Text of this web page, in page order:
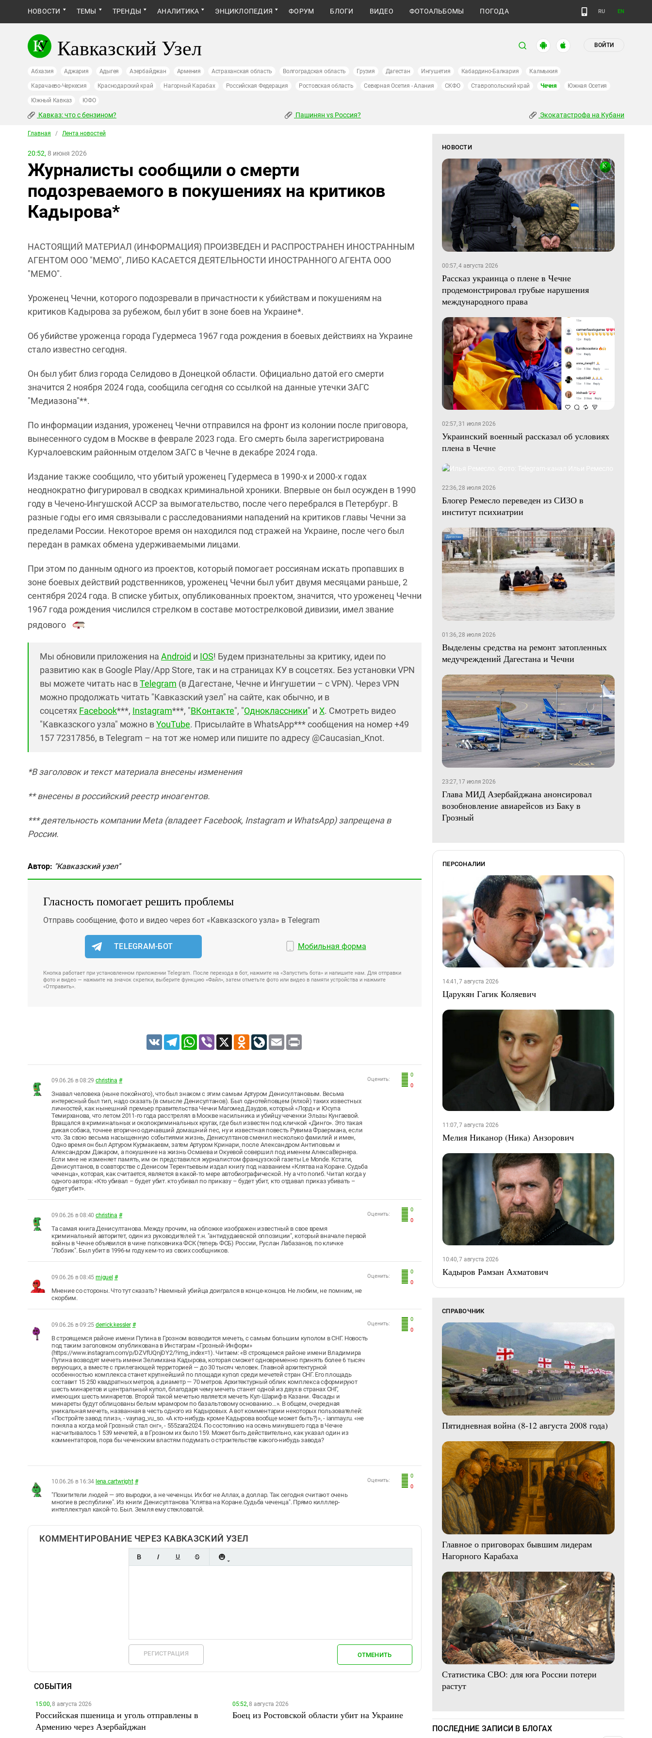
НОВОСТИ ТЕМЫ ТРЕНДЫ АНАЛИТИКА ЭНЦИКЛОПЕДИЯ ФОРУМ БЛОГИ ВИДЕО ФОТОАЛЬБОМЫ ПОГОДА RU EN
Кавказский Узел ВОЙТИ
Абхазия Аджария Адыгея Азербайджан Армения Астраханская область Волгоградская область Грузия Дагестан Ингушетия Кабардино-Балкария Калмыкия
Карачаево-Черкесия Краснодарский край Нагорный Карабах Российская Федерация Ростовская область Северная Осетия - Алания СКФО Ставропольский край Чечня Южная Осетия
Южный Кавказ ЮФО
Кавказ: что с бензином? Пашинян vs Россия? Экокатастрофа на Кубани
Главная / Лента новостей
20:52, 8 июня 2026
Журналисты сообщили о смерти
подозреваемого в покушениях на критиков
Кадырова*
НАСТОЯЩИЙ МАТЕРИАЛ (ИНФОРМАЦИЯ) ПРОИЗВЕДЕН И РАСПРОСТРАНЕН ИНОСТРАННЫМ
АГЕНТОМ ООО "МЕМО", ЛИБО КАСАЕТСЯ ДЕЯТЕЛЬНОСТИ ИНОСТРАННОГО АГЕНТА ООО
"МЕМО".
Уроженец Чечни, которого подозревали в причастности к убийствам и покушениям на
критиков Кадырова за рубежом, был убит в зоне боев на Украине*.
Об убийстве уроженца города Гудермеса 1967 года рождения в боевых действиях на Украине
стало известно сегодня.
Он был убит близ города Селидово в Донецкой области. Официально датой его смерти
значится 2 ноября 2024 года, сообщила сегодня со ссылкой на данные утечки ЗАГС
"Медиазона"**.
По информации издания, уроженец Чечни отправился на фронт из колонии после приговора,
вынесенного судом в Москве в феврале 2023 года. Его смерть была зарегистрирована
Курчалоевским районным отделом ЗАГС в Чечне в декабре 2024 года.
Издание также сообщило, что убитый уроженец Гудермеса в 1990-х и 2000-х годах
неоднократно фигурировал в сводках криминальной хроники. Впервые он был осужден в 1990
году в Чечено-Ингушской АССР за вымогательство, после чего перебрался в Петербург. В
разные годы его имя связывали с расследованиями нападений на критиков главы Чечни за
пределами России. Некоторое время он находился под стражей на Украине, после чего был
передан в рамках обмена удерживаемыми лицами.
При этом по данным одного из проектов, который помогает россиянам искать пропавших в
зоне боевых действий родственников, уроженец Чечни был убит двумя месяцами раньше, 2
сентября 2024 года. В списке убитых, опубликованных проектом, значится, что уроженец Чечни
1967 года рождения числился стрелком в составе мотострелковой дивизии, имел звание
рядового
.
Мы обновили приложения на Android и IOS! Будем признательны за критику, идеи по
развитию как в Google Play/App Store, так и на страницах КУ в соцсетях. Без установки VPN
вы можете читать нас вTelegram (в Дагестане, Чечне и Ингушетии – с VPN). Через VPN
можно продолжать читать "Кавказский узел" на сайте, как обычно, и в
соцсетях Facebook***, Instagram***, "ВКонтакте", "Одноклассники" и X. Смотреть видео
"Кавказского узла" можно вYouTube. Присылайте в WhatsApp*** сообщения на номер +49
157 72317856, в Telegram – на тот же номер или пишите по адресу @Caucasian_Knot.
*В заголовок и текст материала внесены изменения
** внесены в российский реестр иноагентов.
***деятельность компании Meta (владеет Facebook, Instagram и WhatsApp) запрещена в
России.
Автор: "Кавказский узел"
Гласность помогает решить проблемы
Отправь сообщение, фото и видео через бот «Кавказского узла» в Telegram
TELEGRAM-БОТ Мобильная форма
Кнопка работает при установленном приложении Telegram. После перехода в бот, нажмите на «Запустить бота» и напишите нам. Для отправки
фото и видео — нажмите на значок скрепки, выберите функцию «Файл», затем отметьте фото или видео в памяти устройства и нажмите
«Отправить».
VK TelegramWhatsApp
Viber X Odnoklassniki
LiveJournal
Email
0
0
Оценить:
09.06.26 в 08:29 christina #
Знавал человека (ныне покойного), что был знаком с этим самым Артуром Денисултановым. Весьма
интересный был тип, надо сказать (в смысле Денисултанов). Был однотейповцем (ялхой) таких известных
личностей, как нынешний премьер правительства Чечни Магомед Даудов, который «Лорд» и Юсупа
Темирханова, что летом 2011-го года расстрелял в Москве насильника и убийцу чеченки Эльзы Кунгаевой.
Вращался в криминальных и околокриминальных кругах, где был известен под кличкой «Динго». Это такая
дикая собака, точнее вторично одичавший домашний пес, ну и известная повесть Рувима Фраермана, если
что. За свою весьма насыщенную событиями жизнь, Денисултанов сменил несколько фамилий и имен,
Одно время он был Артуром Курмакаевм, затем Артуром Кринари, после Александром Антиповым и
Александром Дакаром, а покушение на жизнь Осмаева и Окуевой совершил под именем АлексаВернера.
Если мне не изменяет память, им он представился журналистом французской газеты Le Monde. Кстати,
Денисултанов, в соавторстве с Денисом Терентьевым издал книгу под названием «Клятва на Коране. Судьба
чеченца», которая, как считается, является в какой-то мере автобиографической. Ну а что погиб. Читал когда у
одного автора: «Кто убивал – будет убит. кто убивал по приказу – будет убит, кто отдавал приказ убивать –
будет убит».
0
0
Оценить:
09.06.26 в 08:40 christina #
Та самая книга Денисултанова. Между прочим, на обложке изображен известный в свое время
криминальный авторитет, один из руководителей т.н. "антидудаевской оппозиции", который вначале первой
войны в Чечне объявился в чине полковника ФСК (теперь ФСБ) России, Руслан Лабазанов, по кличке
"Лобзик". Был убит в 1996-м году кем-то из своих сообщников.
0
0
Оценить:
09.06.26 в 08:45 miguel #
Мнение со стороны. Что тут сказать? Наемный убийца доигрался в конце-концов. Не любим, не помним, не
скорбим.
0
0
Оценить:
09.06.26 в 09:25 derrick.kessler #
В строящемся районе имени Путина в Грозном возводится мечеть, с самым большим куполом в СНГ. Новость
под таким заголовком опубликована в Инстаграм «Грозный-Информ»
(https://www.instagram.com/p/DZVfUQnjDY2/?img_index=1). Читаем: «В строящемся районе имени Владимира
Путина возводят мечеть имени Зелимхана Кадырова, которая сможет одновременно принять более 6 тысяч
верующих, а вместе с прилегающей территорией — до 30 тысяч человек. Главной архитектурной
особенностью комплекса станет крупнейший по площади купол среди мечетей стран СНГ. Его площадь
составит 15 250 квадратных метров, а диаметр — 70 метров. Архитектурный облик комплекса сформируют
шесть минаретов и центральный купол, благодаря чему мечеть станет одной из двух в странах СНГ,
имеющих шесть минаретов. Второй такой мечетью является мечеть Кул-Шариф в Казани. Фасады и
минареты будут облицованы белым мрамором по базальтовому основанию…». В общем, очередная
уникальная мечеть, названная в честь одного из Кадыровых. А вот комментарии некоторых пользователей:
«Постройте завод плиз», - vaynag_vu_so. «А кто-нибудь кроме Кадырова вообще может быть?)», - ianmay.ru. «не
поняла а когда мой Грозный стал снг», - 555zara2024. По состоянию на осень минувшего года в Чечне
насчитывалось 1 539 мечетей, а в Грозном их было 159. Может быть действительно, как указал один из
комментаторов, пора бы чеченским властям подумать о строительстве какого-нибудь завода?
0
0
Оценить:
10.06.26 в 16:34 lena.cartwright #
"Похитители людей — это выродки, а не чеченцы. Их бог не Аллах, а доллар. Так сегодня считают очень
многие в республике". Из книги Денисултанова "Клятва на Коране.Судьба чеченца". Прямо килллер-
интеллектуал какой-то. Был. Земля ему стекловатой.
КОММЕНТИРОВАНИЕ ЧЕРЕЗ КАВКАЗСКИЙ УЗЕЛ
РЕГИСТРАЦИЯ ОТМЕНИТЬ
СОБЫТИЯ
15:00,8 августа 2026
Российская пшеница и уголь отправлены в
Армению через Азербайджан
05:52,8 августа 2026
Боец из Ростовской области убит на Украине
НОВОСТИ
00:57, 4 августа 2026
Рассказ украинца о плене в Чечне
продемонстрировал грубые нарушения
международного права
02:57, 31 июля 2026
Украинский военный рассказал об условиях
плена в Чечне
22:36, 28 июля 2026
Блогер Ремесло переведен из СИЗО в
институт психиатрии
01:36, 28 июля 2026
Выделены средства на ремонт затопленных
медучреждений Дагестана и Чечни
23:27, 17 июля 2026
Глава МИД Азербайджана анонсировал
возобновление авиарейсов из Баку в
Грозный
ПЕРСОНАЛИИ
14:41, 7 августа 2026
Царукян Гагик Коляевич
11:07, 7 августа 2026
Мелия Никанор (Ника) Анзорович
10:40, 7 августа 2026
Кадыров Рамзан Ахматович
СПРАВОЧНИК
Пятидневная война (8-12 августа 2008 года)
Главное о приговорах бывшим лидерам
Нагорного Карабаха
Статистика СВО: для юга России потери
растут
ПОСЛЕДНИЕ ЗАПИСИ В БЛОГАХ